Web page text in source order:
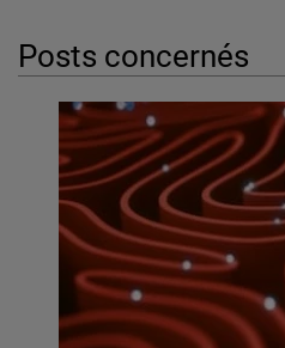
Posts concernés